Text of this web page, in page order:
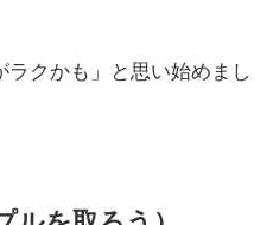
ラクかも」と思い始めまし